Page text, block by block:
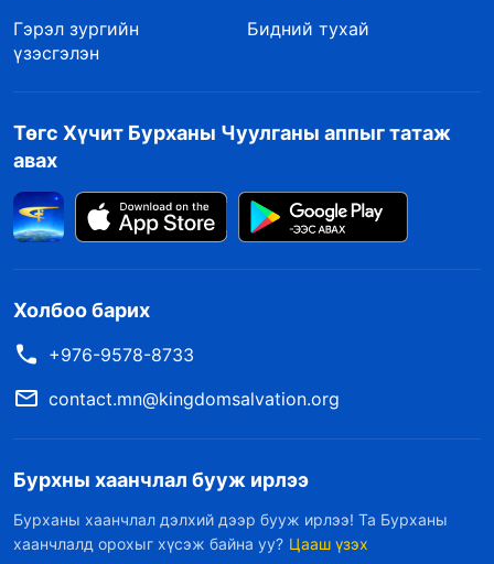
Гэрэл зургийн
үзэсгэлэн
Бидний тухай
Төгс Хүчит Бурханы Чуулганы аппыг татаж
авах
Холбоо барих
+976-9578-8733
contact.mn@kingdomsalvation.org
Бурхны хаанчлал бууж ирлээ
Бурханы хаанчлал дэлхий дээр бууж ирлээ! Та Бурханы
хаанчлалд орохыг хүсэж байна уу? Цааш үзэх